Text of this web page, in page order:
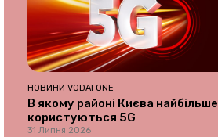
НОВИНИ VODAFONE
В якому районі Києва найбільше
користуються 5G
31 Липня 2026